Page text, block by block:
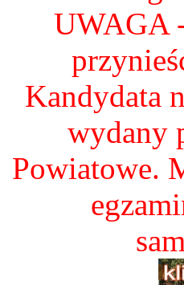
UWAGA
Kandydata
wydany
Powiatowe.